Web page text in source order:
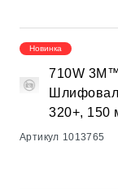
Новинка
710W
320+, 150
Артикул 1013765